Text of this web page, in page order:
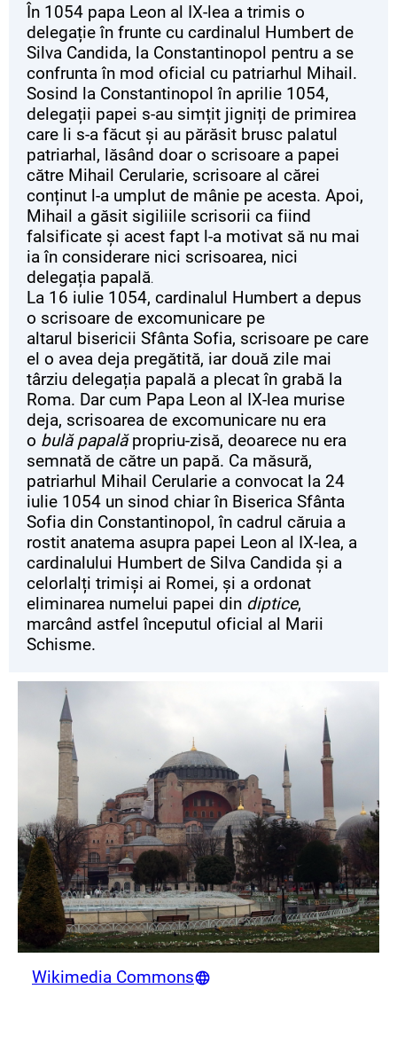
În 1054 papa Leon al IX-lea a trimis o
delegație în frunte cu cardinalul Humbert de
Silva Candida, la Constantinopol pentru a se
confrunta în mod oficial cu patriarhul Mihail.
Sosind la Constantinopol în aprilie 1054,
delegații papei s-au simțit jigniți de primirea
care li s-a făcut și au părăsit brusc palatul
patriarhal, lăsând doar o scrisoare a papei
către Mihail Cerularie, scrisoare al cărei
conținut l-a umplut de mânie pe acesta. Apoi,
Mihail a găsit sigiliile scrisorii ca fiind
falsificate și acest fapt l-a motivat să nu mai
ia în considerare nici scrisoarea, nici
delegația papală.
La 16 iulie 1054, cardinalul Humbert a depus
o scrisoare de excomunicare pe
altarul bisericii Sfânta Sofia, scrisoare pe care
el o avea deja pregătită, iar două zile mai
târziu delegația papală a plecat în grabă la
Roma. Dar cum Papa Leon al IX-lea murise
deja, scrisoarea de excomunicare nu era
o bulă papalăpropriu-zisă, deoarece nu era
semnată de către un papă. Ca măsură,
patriarhul Mihail Cerularie a convocat la 24
iulie 1054 un sinod chiar în Biserica Sfânta
Sofia din Constantinopol, în cadrul căruia a
rostit anatema asupra papei Leon al IX-lea, a
cardinalului Humbert de Silva Candida și a
celorlalți trimiși ai Romei, și a ordonat
eliminarea numelui papei din diptice,
marcând astfel începutul oficial al Marii
Schisme.
Wikimedia Commons